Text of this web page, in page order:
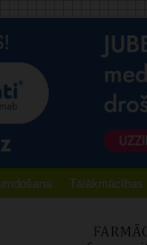
Tālākmācības